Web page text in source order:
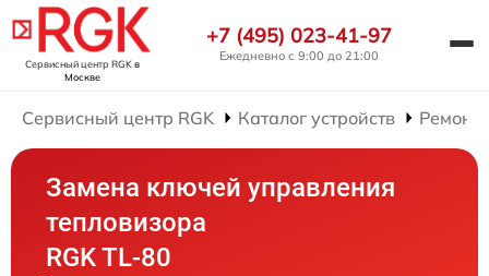
Сервисный центр RGKв
Москве
+7 (495) 023-41-97
Ежедневно с 9:00 до 21:00
Сервисный центр RGK Каталог устройств Ремонт
Замена ключей управления
тепловизора
RGK TL-80